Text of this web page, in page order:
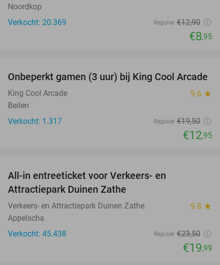
Noordkop
Verkocht: 20.369
Regulier €12,90
€8,95
34%
Onbeperkt gamen (3 uur) bij King Cool Arcade
King Cool Arcade 9.6 star
Beilen
Verkocht: 1.317
Regulier €19,50
€12,95
All-in entreeticket voor Verkeers- en
Attractiepark Duinen Zathe
Verkeers- en Attractiepark Duinen Zathe 9.8 star
Appelscha
Verkocht: 45.438
Regulier €23,50
€19,99